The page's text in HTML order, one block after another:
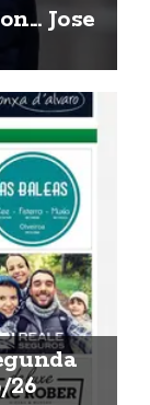
Jose
26